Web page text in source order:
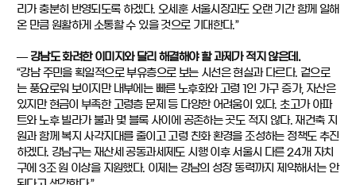
리가 충분히 반영되도록 하겠다. 오세훈 서울시장과도 오랜 기간 함께 일해
온 만큼 원활하게 소통할 수 있을 것으로 기대한다.”
― 강남도 화려한 이미지와 달리 해결해야 할 과제가 적지 않은데.
“강남 주민을 획일적으로 부유층으로 보는 시선은 현실과 다르다. 겉으로
는 풍요로워 보이지만 내부에는 빠른 노후화와 고령 1인 가구 증가, 자산은
있지만 현금이 부족한 고령층 문제 등 다양한 어려움이 있다. 초고가 아파
트와 노후 빌라가 불과 몇 블록 사이에 공존하는 곳도 적지 않다. 재건축 지
원과 함께 복지 사각지대를 줄이고 고령 친화 환경을 조성하는 정책도 추진
하겠다. 강남구는 재산세 공동과세제도 시행 이후 서울시 다른 24개 자치
구에 3조 원 이상을 지원했다. 이제는 강남의 성장 동력까지 제약해서는 안